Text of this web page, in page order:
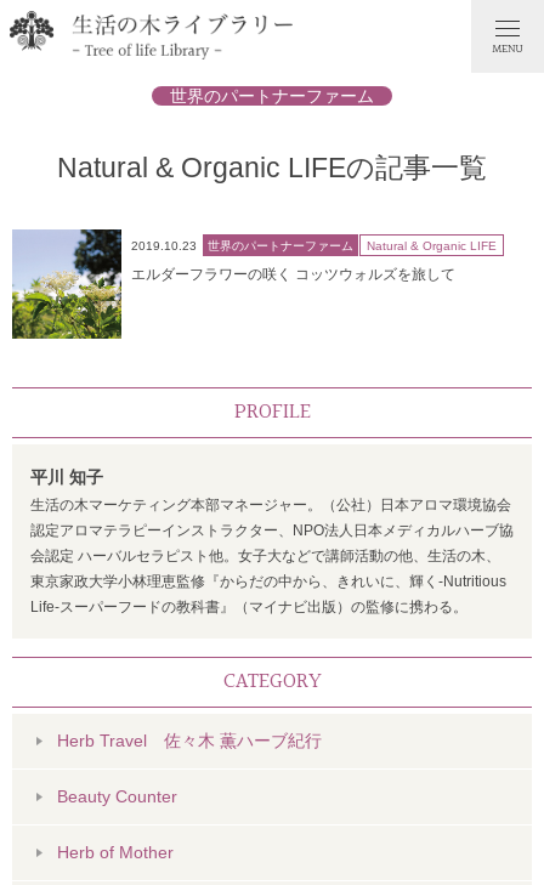
世界のパートナーファーム
Natural & Organic LIFEの記事一覧
2019.10.23 世界のパートナーファーム Natural & Organic LIFE
エルダーフラワーの咲く コッツウォルズを旅して
PROFILE
平川 知子
生活の木マーケティング本部マネージャー。（公社）日本アロマ環境協会
認定アロマテラピーインストラクター、NPO法人日本メディカルハーブ協
会認定 ハーバルセラピスト他。女子大などで講師活動の他、生活の木、
東京家政大学小林理恵監修『からだの中から、きれいに、輝く-Nutritious
Life-スーパーフードの教科書』（マイナビ出版）の監修に携わる。
CATEGORY
Herb Travel 佐々木 薫ハーブ紀行
Beauty Counter
Herb of Mother